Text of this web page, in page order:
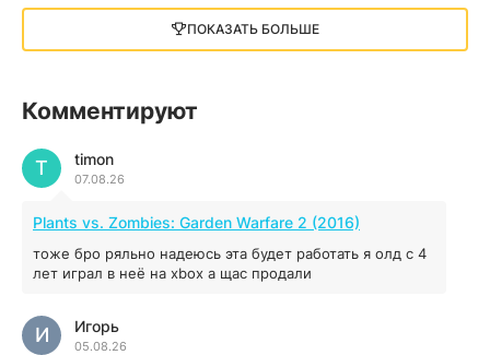
13 ГБ 2025
illWill
04.12.2025
MAFIA: THE OLD COUNTRY
44.98 ГБ 2025
04.12.2025
Red Chaos - The Strict Order
ПОКАЗАТЬ БОЛЬШЕ
Комментируют
timon
07.08.26
T
Plants vs. Zombies: Garden Warfare 2 (2016)
тоже бро ряльно надеюсь эта будет работать я олд с 4
лет играл в неё на xbox а щас продали
Игорь
05.08.26
И